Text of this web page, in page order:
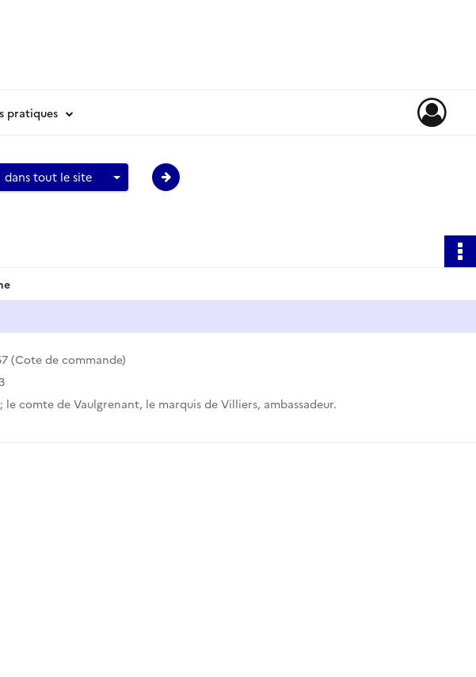
pratiques
dans tout le site
(Cote de commande)
le comte de Vaulgrenant, le marquis de Villiers, ambassadeur.